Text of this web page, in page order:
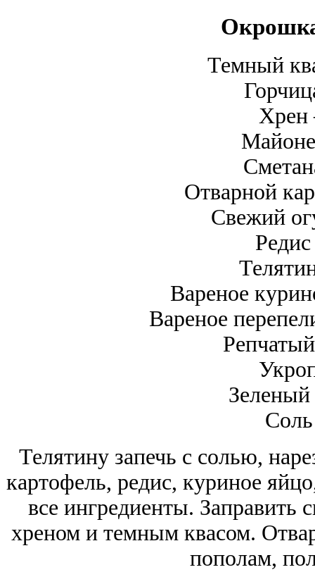
Темный
Хрен
Отварной
Свежий
Вареное
Вареное
Телятину запечь с солью,
картофель, редис, куриное
все ингредиенты. Заправить
хреном и темным квасом.
пополам,